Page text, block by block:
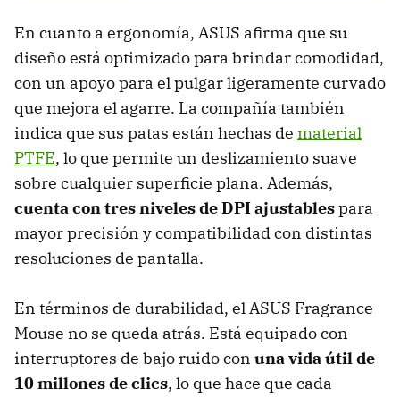
En cuanto a ergonomía, ASUS afirma que su
diseño está optimizado para brindar comodidad,
con un apoyo para el pulgar ligeramente curvado
que mejora el agarre. La compañía también
indica que sus patas están hechas de material
PTFE, lo que permite un deslizamiento suave
sobre cualquier superficie plana. Además,
cuenta con tres niveles de DPI ajustablespara
mayor precisión y compatibilidad con distintas
resoluciones de pantalla.
En términos de durabilidad, el ASUS Fragrance
Mouse no se queda atrás. Está equipado con
interruptores de bajo ruido con una vida útil de
10 millones de clics, lo que hace que cada